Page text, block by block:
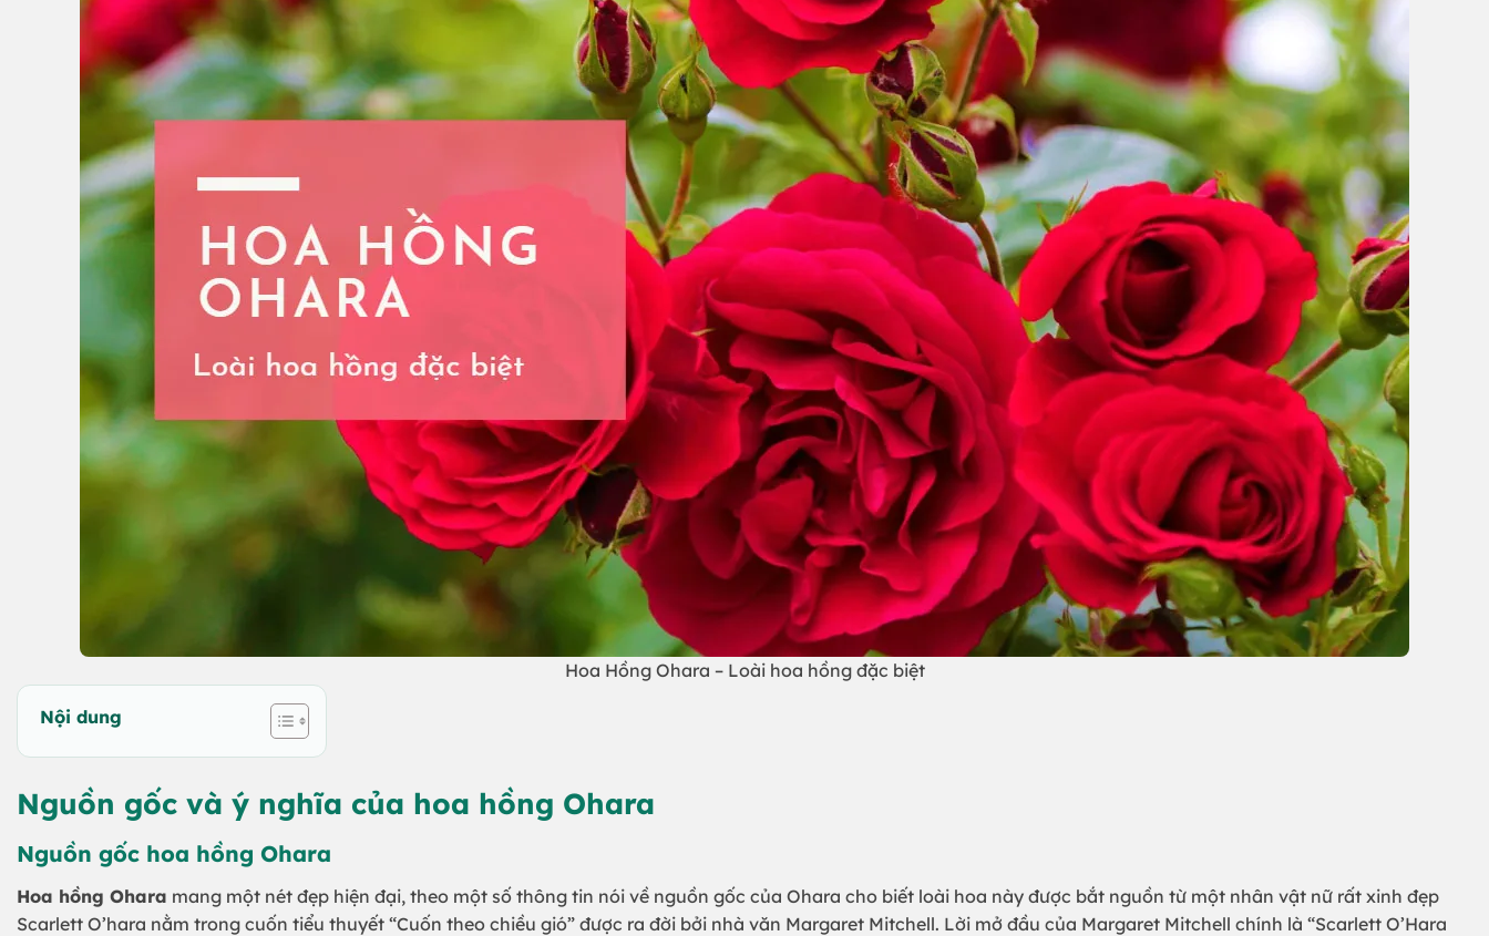
Hoa Hồng Ohara – Loài hoa hồng đặc biệt
Nội dung
Nguồn gốc và ý nghĩa của hoa hồng Ohara
Nguồn gốc hoa hồng Ohara
Hoa hồng Ohara mang một nét đẹp hiện đại, theo một số thông tin nói về nguồn gốc của Ohara cho biết loài hoa này được bắt nguồn từ một nhân vật nữ rất xinh đẹp
Scarlett O’hara nằm trong cuốn tiểu thuyết “Cuốn theo chiều gió” được ra đời bởi nhà văn Margaret Mitchell. Lời mở đầu của Margaret Mitchell chính là “Scarlett O’Hara